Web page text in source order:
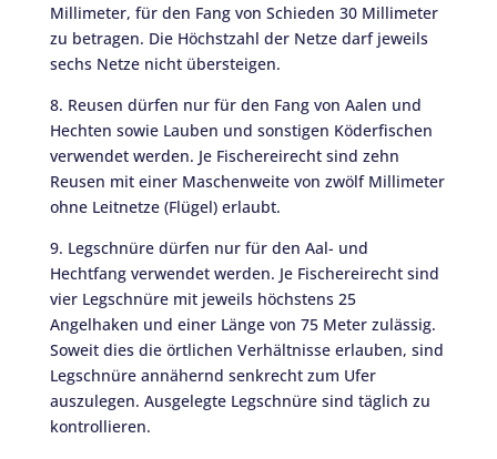
Millimeter, für den Fang von Schieden 30 Millimeter
zu betragen. Die Höchstzahl der Netze darf jeweils
sechs Netze nicht übersteigen.
8. Reusen dürfen nur für den Fang von Aalen und
Hechten sowie Lauben und sonstigen Köderfischen
verwendet werden. Je Fischereirecht sind zehn
Reusen mit einer Maschenweite von zwölf Millimeter
ohne Leitnetze (Flügel) erlaubt.
9. Legschnüre dürfen nur für den Aal- und
Hechtfang verwendet werden. Je Fischereirecht sind
vier Legschnüre mit jeweils höchstens 25
Angelhaken und einer Länge von 75 Meter zulässig.
Soweit dies die örtlichen Verhältnisse erlauben, sind
Legschnüre annähernd senkrecht zum Ufer
auszulegen. Ausgelegte Legschnüre sind täglich zu
kontrollieren.